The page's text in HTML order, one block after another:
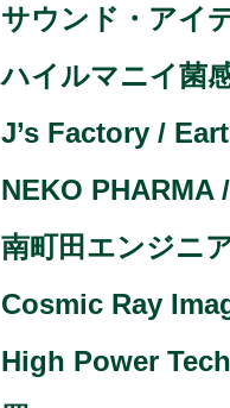
サウンド・アイ
ハイルマニイ菌
J’s Factory /
NEKO PHARMA
南町田エンジニ
Cosmic Ray
High Power